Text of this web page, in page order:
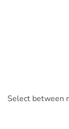
Select between